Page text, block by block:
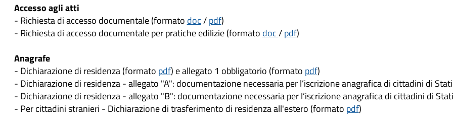
Accesso agli atti
- Richiesta di accesso documentale (formato doc/pdf)
- Richiesta di accesso documentale per pratiche edilizie (formato doc/pdf)
Anagrafe
- Dichiarazione di residenza (formato pdf) e allegato 1 obbligatorio (formato pdf)
- Dichiarazione di residenza - allegato "A": documentazione necessaria per l’iscrizione anagrafica di cittadini di
- Dichiarazione di residenza - allegato "B": documentazione necessaria per l’iscrizione anagrafica di cittadini di
- Per cittadini stranieri - Dichiarazione di trasferimento di residenza all'estero (formato pdf)